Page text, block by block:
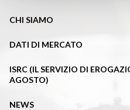
CHI SIAMO
DATI DI MERCATO
ISRC (IL SERVIZIO DI
AGOSTO)
NEWS